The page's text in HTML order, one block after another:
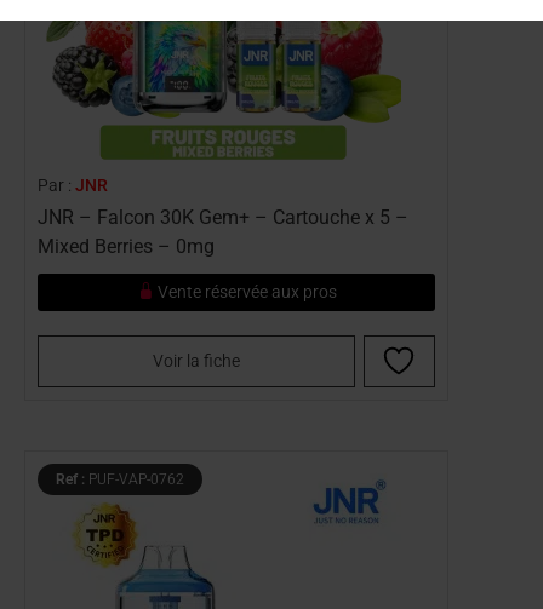
Par : JNR
JNR – Falcon 30K Gem+ – Cartouche x 5 –
Mixed Berries – 0mg
Vente réservée aux pros
Voir la fiche
Ref : PUF-VAP-0762